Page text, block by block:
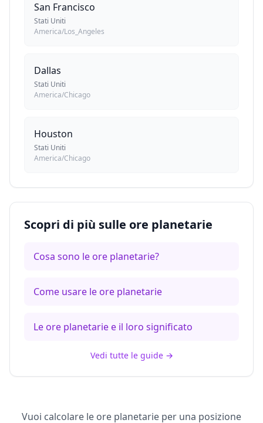
San Francisco
Stati Uniti
America/Los_Angeles
Dallas
Stati Uniti
America/Chicago
Houston
Stati Uniti
America/Chicago
Scopri di più sulle ore planetarie
Cosa sono le ore planetarie?
Come usare le ore planetarie
Le ore planetarie e il loro significato
Vedi tutte le guide→
Vuoi calcolare le ore planetarie per una posizione